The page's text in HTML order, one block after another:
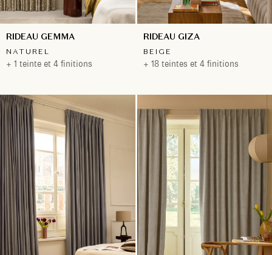
RIDEAU GEMMA
NATUREL
+ 1 teinte et 4 finitions
RIDEAU GIZA
BEIGE
+ 18 teintes et 4 finitions